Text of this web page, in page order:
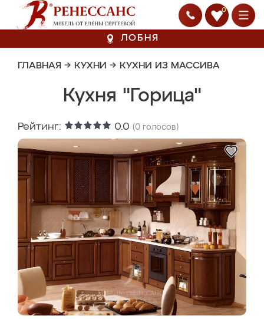
0
ЛОБНЯ
ГЛАВНАЯ → КУХНИ → КУХНИ ИЗ МАССИВА
Кухня "Горица"
Рейтинг: 0.0 (0 голосов)